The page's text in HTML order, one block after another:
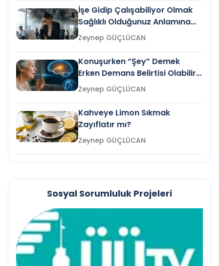
İşe Gidip Çalışabiliyor Olmak
Sağlıklı Olduğunuz Anlamına
Gelir mi?Zeynep GÜÇLÜCAN
Konuşurken “Şey” Demek
Erken Demans Belirtisi Olabilir
mi?
Zeynep GÜÇLÜCAN
Kahveye Limon Sıkmak
Zayıflatır mı?
Zeynep GÜÇLÜCAN
Sosyal Sorumluluk Projeleri